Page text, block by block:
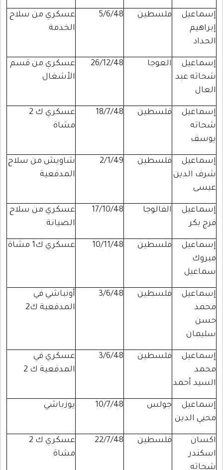
إسماعيل
إبراهيم
الحداد
فلسطين 5/6/48
عسكري من سلاح
الخدمة
إسماعيل
شحاته عبد
العال
العوجا 26/12/48
عسكري من قسم
الأشغال
إسماعيل
شحاته
يوسف
فلسطين 18/7/48
عسكري ك 2
مشاة
إسماعيل
شرف الدين
عيسى
فلسطين 2/1/49
شاويش من سلاح
المدفعية
إسماعيل
فرج بكر
الفالوجا 17/10/48
عسكري من سلاح
الصيانة
إسماعيل
مبروك
سماعيل
فلسطين 10/11/48 عسكري ك1 مشاة
إسماعيل
محمد
حسن
سليمان
فلسطين 3/6/48
أونباشي في
المدفعية ك2
إسماعيل
محمد
السيد أحمد
فلسطين 3/6/48
عسكري في
المدفعية ك 2
إسماعيل
محيي الدين
جولس 10/7/48 يوزباشي
اكسان
اسكندر
شحاته
فلسطين 22/7/48
عسكري ك 2
مشاة